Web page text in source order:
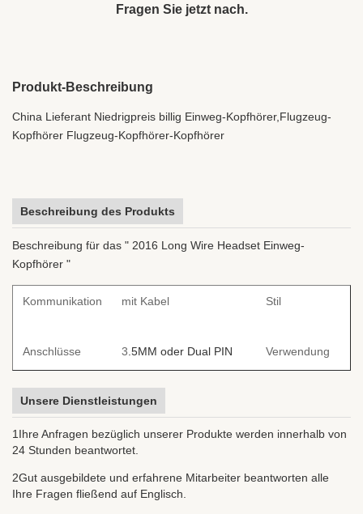
Fragen Sie jetzt nach.
Produkt-Beschreibung
China Lieferant Niedrigpreis billig Einweg-Kopfhörer,Flugzeug-
Kopfhörer Flugzeug-Kopfhörer-Kopfhörer
Beschreibung des Produkts
Beschreibung für das " 2016 Long Wire Headset Einweg-
Kopfhörer "
Kommunikation mit Kabel Stil
Anschlüsse 3 .5MM oder Dual PIN Verwendung
Funktion Geräuschunterdrückung Kabelmaterial
Größe
1.2M
oderIndividualisiert
Abdeckung
Unsere Dienstleistungen
1Ihre Anfragen bezüglich unserer Produkte werden innerhalb von
24 Stunden beantwortet.
2Gut ausgebildete und erfahrene Mitarbeiter beantworten alle
Ihre Fragen fließend auf Englisch.